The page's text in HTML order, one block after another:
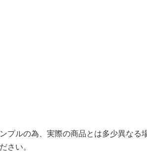
プルの為、実際の商品とは多少異なる
さい。